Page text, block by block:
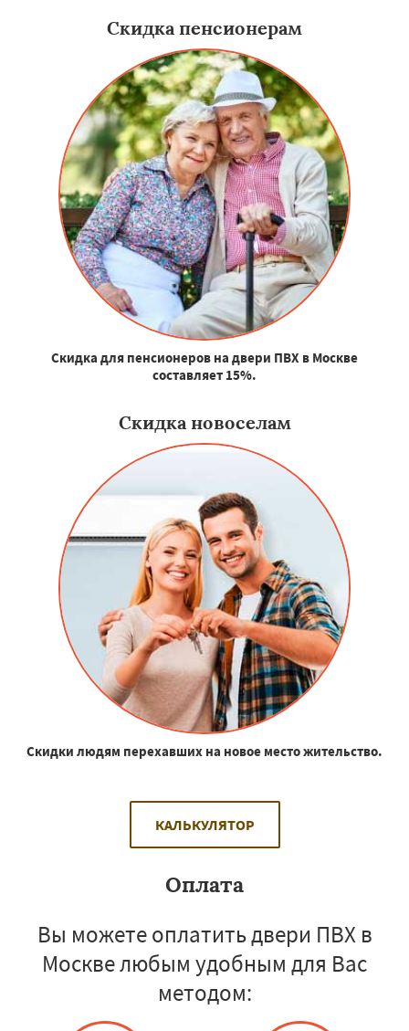
Скидка пенсионерам
Скидка для пенсионеров на двери ПВХ в Москве
составляет 15%.
Скидка новоселам
Скидки людям перехавших на новое место жительство.
КАЛЬКУЛЯТОР
Оплата
Вы можете оплатить двери ПВХ в
Москве любым удобным для Вас
методом: